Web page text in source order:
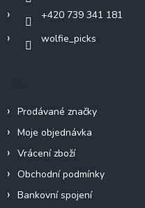
+420 739 341 181
wolfie_picks
Prodávané značky
Moje objednávka
Vrácení zboží
Obchodní podmínky
Bankovní spojení